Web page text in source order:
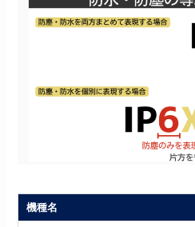
機種名